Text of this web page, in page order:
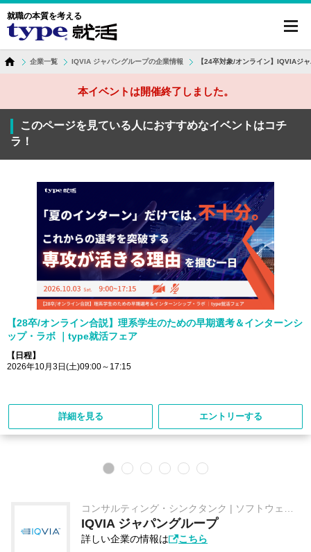
就職の本質を考える
企業一覧 IQVIA ジャパングループの企業情報 【24卒対象/オンライン】IQVIA
本イベントは開催終了しました。
このページを見ている人におすすめなイベントはコチ
ラ！
【28卒/オンライン合説】理系学生のための早期選考＆インターンシ
ップ・ラボ ｜type就活フェア
【日程】
2026年10月3日(土)09:00～17:15
詳細を見る エントリーする
コンサルティング・シンクタンク | ソフトウェ
ア・情報処理 | 医薬品
IQVIA ジャパングループ
詳しい企業の情報は こちら